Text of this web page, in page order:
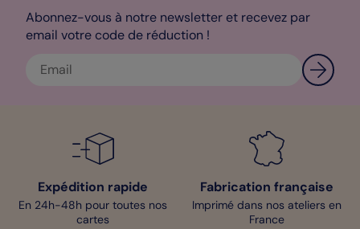
grammaire, l’orthographe ou encore la qualité de vos photos.
Enfin, notre Service Client se tient à votre disposition si vous en
livré en 24h, chez vous ou directement chez vos destinataires !
Je vous souhaite une excellent création dans notre studio !
Abonnez-vous à notre newsletter et recevez par
email votre code de réduction !
Expédition rapide
En 24h-48h pour toutes nos
cartes
Fabrication française
Imprimé dans nos ateliers en
France